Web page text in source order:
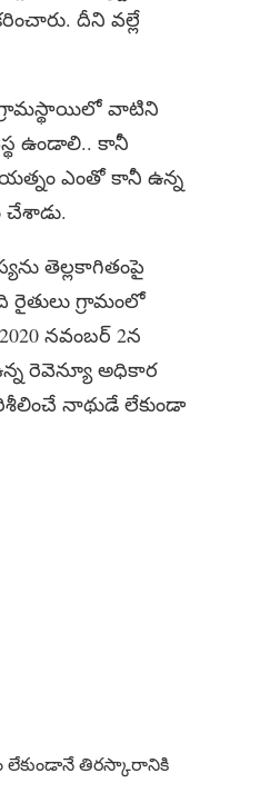
దీని వల్లే
గ్రామస్థాయిలో వాటిని
ఉండాలి.. కానీ
ఎంతో కానీ ఉన్న
చేశాడు.
తెల్లకాగితంపై
రైతులు గ్రామంలో
నవంబర్ 2న
రెవెన్యూ అధికార
నాథుడే లేకుండా
లేకుండానే తిరస్కారానికి